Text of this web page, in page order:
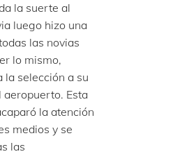
la suerte al
luego hizo una
las novias
lo mismo,
la selección a su
aeropuerto. Esta
la atención
medios y se
las